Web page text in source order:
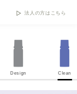
法人の方はこちら
Design Clean